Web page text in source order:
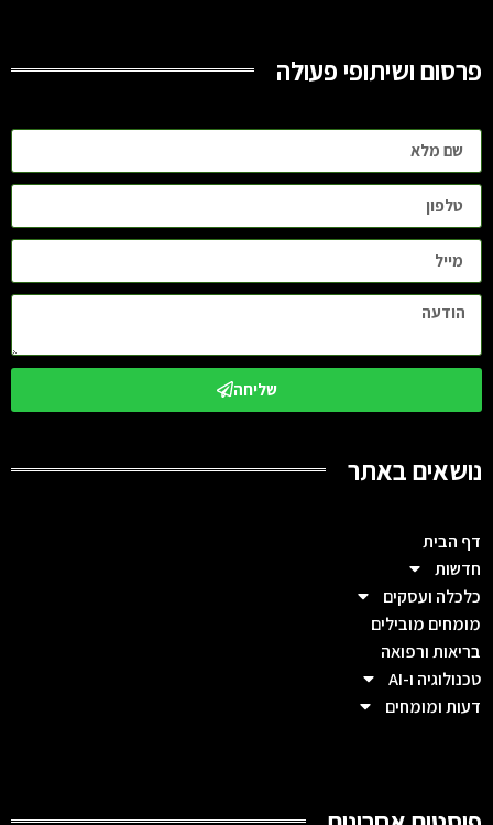
פרסום ושיתופי פעולה
שליחה
נושאים באתר
דף הבית
חדשות
כלכלה ועסקים
מומחים מובילים
בריאות ורפואה
טכנולוגיה ו-AI
דעות ומומחים